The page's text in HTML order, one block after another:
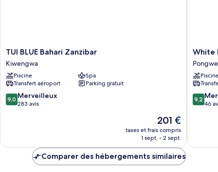
TUI
BLUE
Bahari
Zanzibar
Kiwengwa
TUI BLUE Bahari Zanzibar
Kiwengwa
Piscine
Spa
Transfert aéroport
Parking gratuit
9.0
sur
9,0 Merveilleux
283 avis
Le
nouveau
prix
de
201 €
taxes et frais compris
1 sept. - 2 sept.
White
Paradise
Zanzibar
Pongwe
White
Pongwe
9.2
sur
9,2
46
Comparer des hébergements similaires